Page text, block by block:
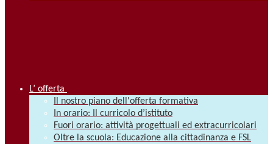
L’ offerta
Il nostro piano dell'offerta formativa
In orario: Il curricolo d’istituto
Fuori orario: attività progettuali ed extracurricolari
Oltre la scuola: Educazione alla cittadinanza e FSL